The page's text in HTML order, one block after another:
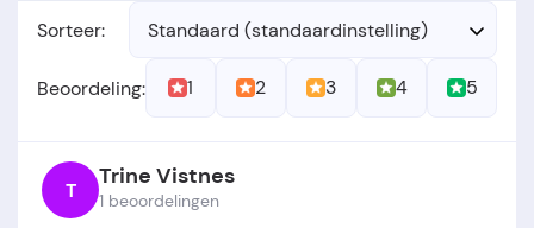
Sorteer: Standaard (standaardinstelling)
Beoordeling: 1 2 3 4 5
T Trine Vistnes
1 beoordelingen